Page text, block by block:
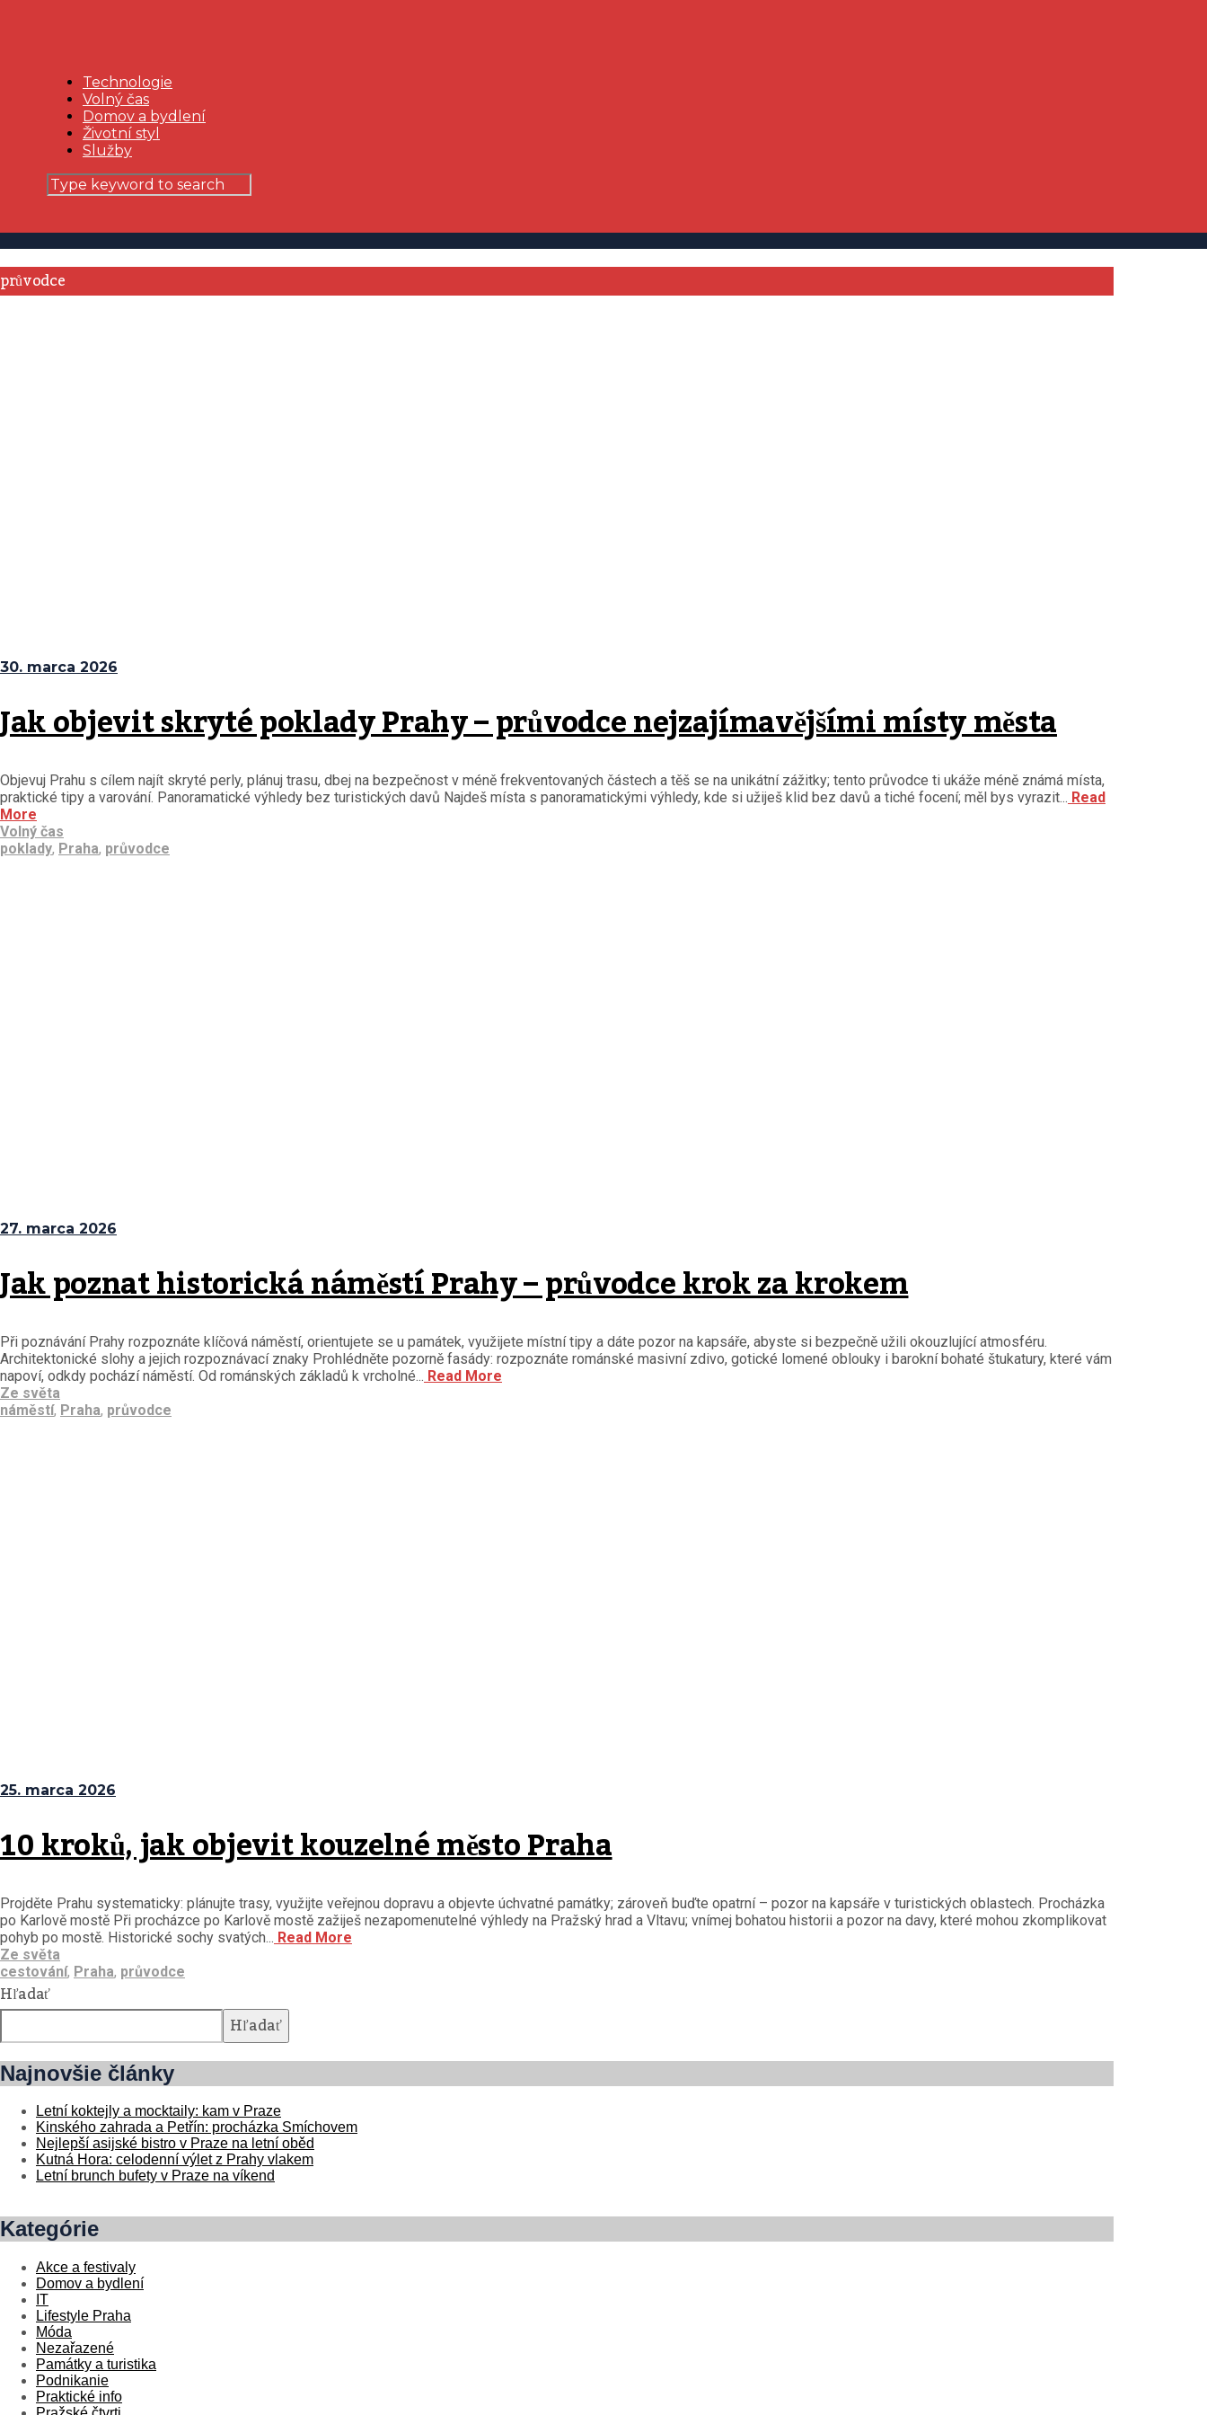
Technologie
Volný čas
Domov a bydlení
Životní styl
Služby
průvodce
30. marca 2026
Jak objevit skryté poklady Prahy – průvodce nejzajímavějšími místy města
Objevuj Prahu s cílem najít skryté perly, plánuj trasu, dbej na bezpečnost v méně frekventovaných částech a těš se na unikátní zážitky; tento průvodce ti ukáže méně známá místa,
praktické tipy a varování. Panoramatické výhledy bez turistických davů Najdeš místa s panoramatickými výhledy, kde si užiješ klid bez davů a tiché focení; měl bys vyrazit... Read
More
Volný čas
poklady, Praha, průvodce
27. marca 2026
Jak poznat historická náměstí Prahy – průvodce krok za krokem
Při poznávání Prahy rozpoznáte klíčová náměstí, orientujete se u památek, využijete místní tipy a dáte pozor na kapsáře, abyste si bezpečně užili okouzlující atmosféru.
Architektonické slohy a jejich rozpoznávací znaky Prohlédněte pozorně fasády: rozpoznáte románské masivní zdivo, gotické lomené oblouky i barokní bohaté štukatury, které vám
napoví, odkdy pochází náměstí. Od románských základů k vrcholné... Read More
Ze světa
náměstí, Praha, průvodce
25. marca 2026
10 kroků, jak objevit kouzelné město Praha
Projděte Prahu systematicky: plánujte trasy, využijte veřejnou dopravu a objevte úchvatné památky; zároveň buďte opatrní – pozor na kapsáře v turistických oblastech. Procházka
po Karlově mostě Při procházce po Karlově mostě zažiješ nezapomenutelné výhledy na Pražský hrad a Vltavu; vnímej bohatou historii a pozor na davy, které mohou zkomplikovat
pohyb po mostě. Historické sochy svatých... Read More
Ze světa
cestování, Praha, průvodce
Hľadať
Hľadať
Najnovšie články
Letní koktejly a mocktaily: kam v Praze
Kinského zahrada a Petřín: procházka Smíchovem
Nejlepší asijské bistro v Praze na letní oběd
Kutná Hora: celodenní výlet z Prahy vlakem
Letní brunch bufety v Praze na víkend
Kategórie
Akce a festivaly
Domov a bydlení
IT
Lifestyle Praha
Móda
Nezařazené
Památky a turistika
Podnikanie
Praktické info